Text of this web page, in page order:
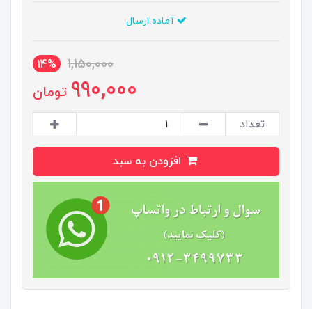
آماده ارسال
1,150,000
14%
990,000 تومان
تعداد